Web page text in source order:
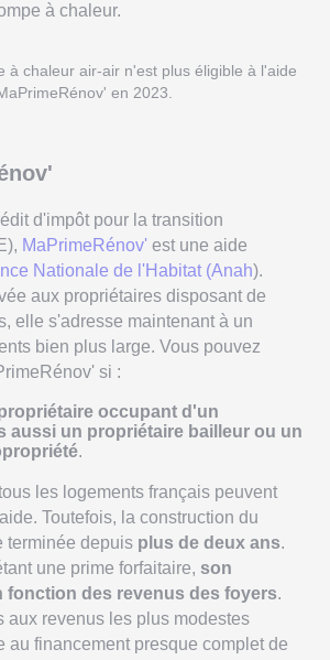
à chaleur.
à chaleur air-air n'est plus éligible à l'aide
en 2023.
d'impôt pour la transition
MaPrimeRénov' est une aide
Nationale de l'Habitat (Anah).
aux propriétaires disposant de
elle s'adresse maintenant à un
bien plus large. Vous pouvez
si :
occupant d'un
aussi un propriétaire bailleur ou un
.
les logements français peuvent
Toutefois, la construction du
terminée depuis plus de deux ans.
une prime forfaitaire, son
fonction des revenus des foyers.
aux revenus les plus modestes
au financement presque complet de